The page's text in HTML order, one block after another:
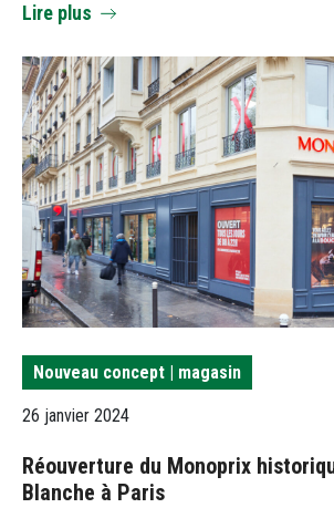
Lire plus
Nouveau concept | magasin
26 janvier 2024
Réouverture du Monoprix
Blanche à Paris